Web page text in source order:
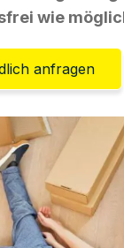
wie
anfragen